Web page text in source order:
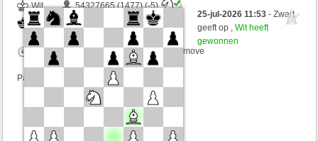
Wit
54327665 (1477) (-5)
Zwart
Simonio (1756) (+5)
Speelduur: 3 minutes/side + 5 seconds/move
Partij telt mee voor de ranglijst
25-jul-2026 11:53- Zwart
geeft op ,Wit heeft
gewonnen